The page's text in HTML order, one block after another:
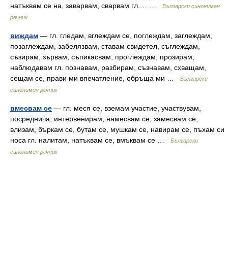
натъквам се на, заварвам, сварвам гл.… …
Български синонимен
речник
виждам — гл. гледам, вглеждам се, поглеждам, заглеждам,
позаглеждам, забелязвам, ставам свидетел, съглеждам,
съзирам, зървам, съпикасвам, проглеждам, прозирам,
наблюдавам гл. познавам, разбирам, съзнавам, схващам,
сещам се, прави ми впечатление, обръща ми …
Български
синонимен речник
вмесвам се — гл. меся се, вземам участие, участвувам,
посреднича, интервенирам, намесвам се, замесвам се,
влизам, бъркам се, бутам се, мушкам се, навирам се, пъхам си
носа гл. налитам, натъквам се, вмъквам се …
Български
синонимен речник